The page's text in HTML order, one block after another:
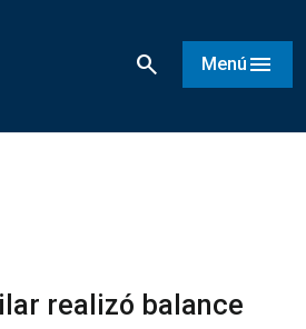
search Menú menu
realizó balance